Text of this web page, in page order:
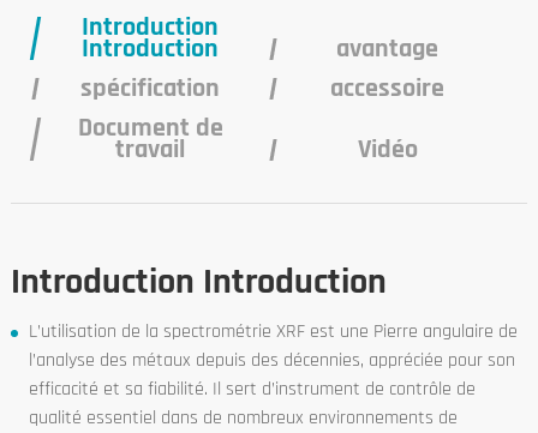
Introduction
Introduction
avantage
spécification
accessoire
Document de
travail Vidéo
Introduction Introduction
L’utilisation de la spectrométrie XRF est une Pierre angulaire de
l’analyse des métaux depuis des décennies, appréciée pour son
efficacité et sa fiabilité. Il sert d’instrument de contrôle de
qualité essentiel dans de nombreux environnements de